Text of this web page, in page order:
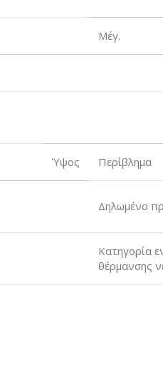
Μέγ.
Ύψος Περίβλημα
Δηλωμένο
Κατηγορία
θέρμανσης